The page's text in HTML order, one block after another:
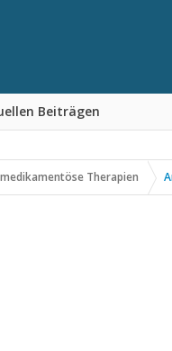
Beiträgen
Therapien